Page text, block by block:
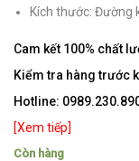
Kích thước: Đường
Cam kết 100% chất
Kiểm tra hàng trước
Hotline:
[Xem tiếp]
Còn hàng